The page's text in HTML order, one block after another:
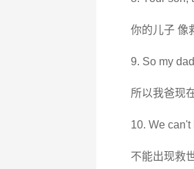
你的儿子 像
9. So my
所以我爸现
10. We
不能出现救